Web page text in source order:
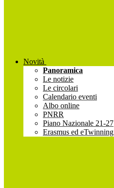
Novità
Panoramica
Le notizie
Le circolari
Calendario eventi
Albo online
PNRR
Piano Nazionale 21-27
Erasmus ed eTwinning